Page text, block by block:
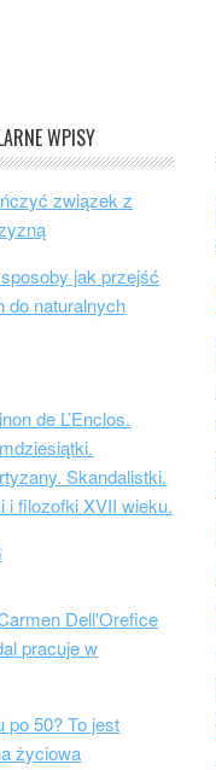
WPISY
związek z
jak przejść
do naturalnych
de L’Enclos.
Skandalistki.
i filozofki XVII wieku.
Dell'Orefice
pracuje w
po 50? To jest
życiowa